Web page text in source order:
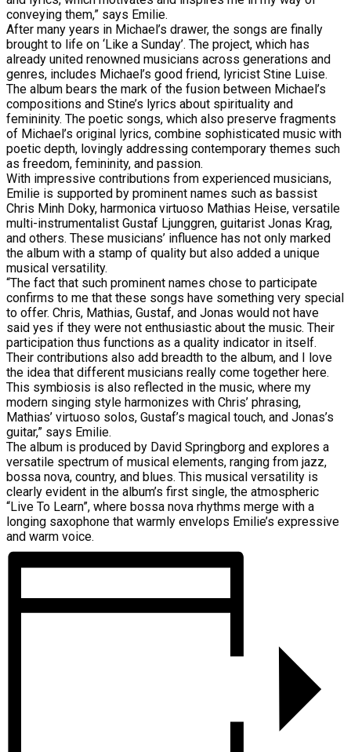
conveying them,” says Emilie.
After many years in Michael’s drawer, the songs are finally
brought to life on ‘Like a Sunday’. The project, which has
already united renowned musicians across generations and
genres, includes Michael’s good friend, lyricist Stine Luise.
The album bears the mark of the fusion between Michael’s
compositions and Stine’s lyrics about spirituality and
femininity. The poetic songs, which also preserve fragments
of Michael’s original lyrics, combine sophisticated music with
poetic depth, lovingly addressing contemporary themes such
as freedom, femininity, and passion.
With impressive contributions from experienced musicians,
Emilie is supported by prominent names such as bassist
Chris Minh Doky, harmonica virtuoso Mathias Heise, versatile
multi-instrumentalist Gustaf Ljunggren, guitarist Jonas Krag,
and others. These musicians’ influence has not only marked
the album with a stamp of quality but also added a unique
musical versatility.
“The fact that such prominent names chose to participate
confirms to me that these songs have something very special
to offer. Chris, Mathias, Gustaf, and Jonas would not have
said yes if they were not enthusiastic about the music. Their
participation thus functions as a quality indicator in itself.
Their contributions also add breadth to the album, and I love
the idea that different musicians really come together here.
This symbiosis is also reflected in the music, where my
modern singing style harmonizes with Chris’ phrasing,
Mathias’ virtuoso solos, Gustaf’s magical touch, and Jonas’s
guitar,” says Emilie.
The album is produced by David Springborg and explores a
versatile spectrum of musical elements, ranging from jazz,
bossa nova, country, and blues. This musical versatility is
clearly evident in the album’s first single, the atmospheric
“Live To Learn”, where bossa nova rhythms merge with a
longing saxophone that warmly envelops Emilie’s expressive
and warm voice.